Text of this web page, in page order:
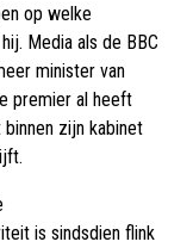
op welke
Media als de BBC
minister van
premier al heeft
zijn kabinet
is sindsdien flink